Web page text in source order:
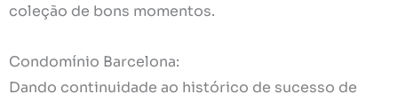
coleção de bons momentos.
Condomínio Barcelona:
Dando continuidade ao histórico de sucesso de